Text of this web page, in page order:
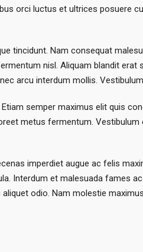
orci luctus et ultrices posuere
tincidunt. Nam consequat
nisl. Aliquam blandit erat
arcu interdum mollis.
semper maximus elit quis
metus fermentum. Vestibulum
imperdiet augue ac felis
Interdum et malesuada fames
odio. Nam molestie